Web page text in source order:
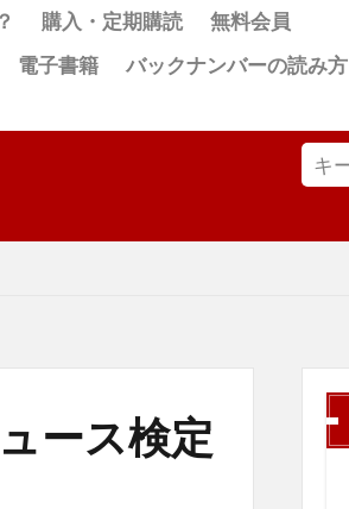
購入・定期購読
無料会員
電子書籍
バックナンバーの読み方
ース検定
検索